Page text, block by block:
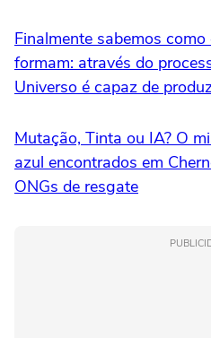
Finalmente sabemos
formam: através do
Universo é capaz de
Mutação, Tinta ou IA? O
azul encontrados em
ONGs de resgate